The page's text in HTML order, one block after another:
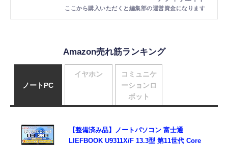
Amazon売れ筋ランキング
ノートPC
【整備済み品】ノートパソコン 富士通
LIEFBOOK U9311X/F 13.3型 第11世代 Core
イヤホン
コミュニケ
ーションロ
ボット